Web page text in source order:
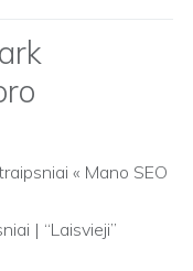
« Mano SEO
| “Laisvieji”